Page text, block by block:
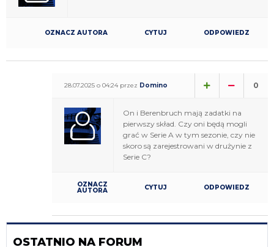
OZNACZ AUTORA CYTUJ ODPOWIEDZ
28.07.2025 o 04:24 przez Domino 0
On i Berenbruch mają zadatki na
pierwszy skład. Czy oni będą mogli
grać w Serie A w tym sezonie, czy nie
skoro są zarejestrowani w drużynie z
Serie C?
OZNACZ
AUTORA CYTUJ ODPOWIEDZ
OSTATNIO NA FORUM